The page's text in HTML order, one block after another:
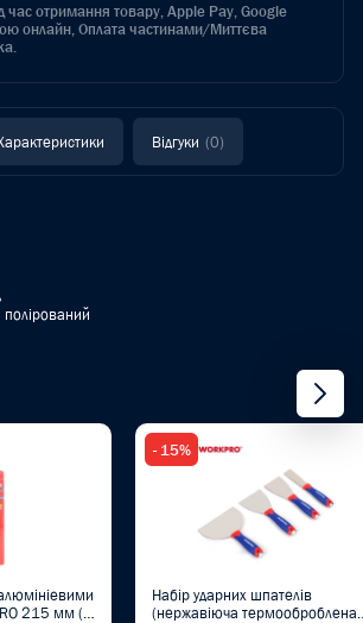
час отримання товару, Apple Pay, Google
онлайн, Оплата частинами/Миттєва
Відгуки (0)
215 мм (Ø
- 15%
Набір ударних шпателів
(нержавіюча термооброблена